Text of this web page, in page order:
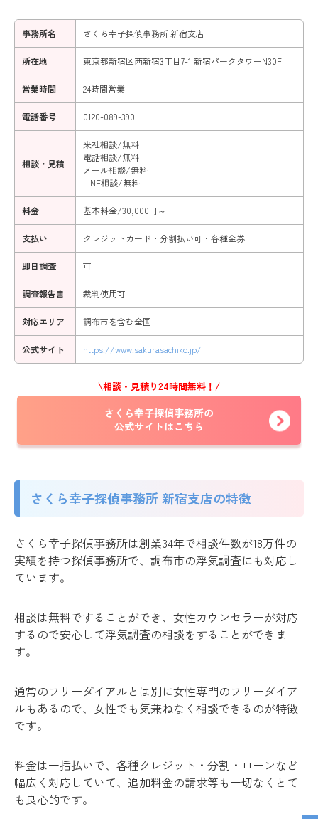
事務所名 さくら幸子探偵事務所 新宿支店
所在地 東京都新宿区西新宿3丁目7-1 新宿パークタワーN30F
営業時間 24時間営業
電話番号 0120-089-390
相談・見積
来社相談/無料
電話相談/無料
メール相談/無料
LINE相談/無料
料金 基本料金/30,000円～
支払い クレジットカード・分割払い可・各種金券
即日調査 可
調査報告書 裁判使用可
対応エリア 調布市を含む全国
公式サイト https://www.sakurasachiko.jp/
\相談・見積り24時間無料！/
さくら幸子探偵事務所の
公式サイトはこちら
さくら幸子探偵事務所 新宿支店の特徴
さくら幸子探偵事務所は創業34年で相談件数が18万件の
実績を持つ探偵事務所で、調布市の浮気調査にも対応し
ています。
相談は無料ですることができ、女性カウンセラーが対応
するので安心して浮気調査の相談をすることができま
す。
通常のフリーダイアルとは別に女性専門のフリーダイア
ルもあるので、女性でも気兼ねなく相談できるのが特徴
です。
料金は一括払いで、各種クレジット・分割・ローンなど
幅広く対応していて、追加料金の請求等も一切なくとて
も良心的です。